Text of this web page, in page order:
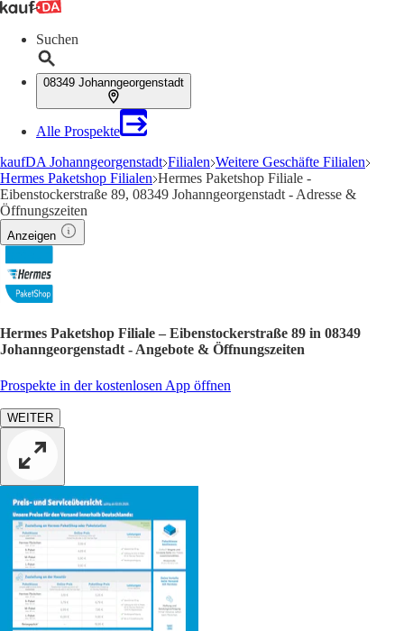
Suchen
08349 Johanngeorgenstadt
Alle Prospekte
kaufDA Johanngeorgenstadt Filialen Weitere Geschäfte Filialen
Hermes Paketshop Filialen Hermes Paketshop Filiale -
Eibenstockerstraße 89, 08349 Johanngeorgenstadt - Adresse &
Öffnungszeiten
Anzeigen
Hermes Paketshop Filiale – Eibenstockerstraße 89 in 08349
Johanngeorgenstadt - Angebote & Öffnungszeiten
Prospekte in der kostenlosen App öffnen
WEITER